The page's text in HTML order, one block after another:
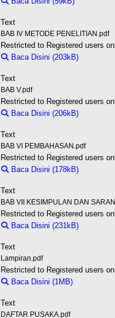
Text
BAB IV METODE PENELITIAN.pdf
Restricted to Registered users
Baca Disini (203kB)
Text
BAB V.pdf
Restricted to Registered users
Baca Disini (206kB)
Text
BAB VI PEMBAHASAN.pdf
Restricted to Registered users
Baca Disini (178kB)
Text
BAB VII KESIMPULAN DAN
Restricted to Registered users
Baca Disini (231kB)
Text
Lampiran.pdf
Restricted to Registered users
Baca Disini (1MB)
Text
DAFTAR PUSAKA.pdf